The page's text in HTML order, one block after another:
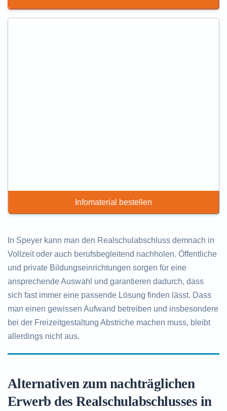
Infomaterial bestellen
In Speyer kann man den Realschulabschluss demnach in
Vollzeit oder auch berufsbegleitend nachholen. Öffentliche
und private Bildungseinrichtungen sorgen für eine
ansprechende Auswahl und garantieren dadurch, dass
sich fast immer eine passende Lösung finden lässt. Dass
man einen gewissen Aufwand betreiben und insbesondere
bei der Freizeitgestaltung Abstriche machen muss, bleibt
allerdings nicht aus.
Alternativen zum nachträglichen
Erwerb des Realschulabschlusses in